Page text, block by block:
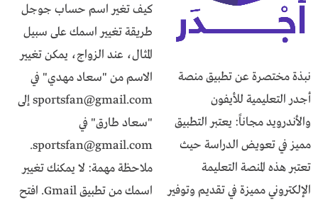
نبذة مختصرة عن تطبيق منصة
أجدر التعليمية للأيفون
والأندرويد مجاناً: يعتبر التطبيق
مميز في تعويض الدراسة حيث
تعتبر هذه المنصة التعليمة
الإلكتروني مميزة في تقديم وتوفير
كيف تغير اسم حساب جوجل
طريقة تغيير اسمك على سبيل
المثال، عند الزواج، يمكن تغيير
الاسم من "سعاد مهدي" في
sportsfan@gmail.com إلى
"سعاد طارق" في
sportsfan@gmail.com.
ملاحظة مهمة: لا يمكنك تغيير
اسمك من تطبيق Gmail. افتح